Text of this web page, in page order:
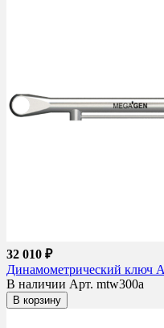
32 010 ₽
Динамометрический ключ
В наличии Арт. mtw300a
В корзину